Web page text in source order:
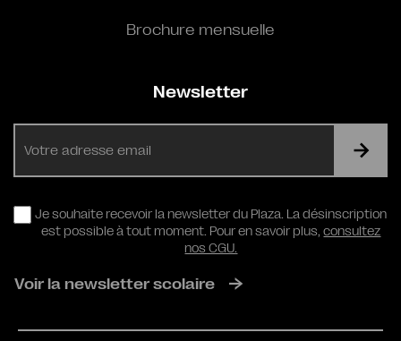
Brochure mensuelle
Newsletter
RGPD
Je souhaite recevoir la newsletter du Plaza. La désinscription
est possible à tout moment. Pour en savoir plus,consultez
nos CGU.
Voir la newsletter scolaire